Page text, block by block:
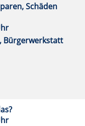
Schäden
Bürgerwerkstatt